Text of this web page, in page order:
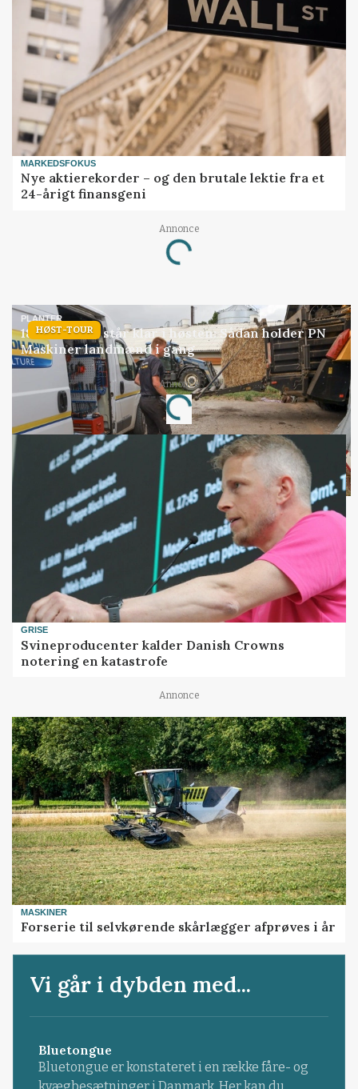
MARKEDSFOKUS
Nye aktierekorder – og den brutale lektie fra et
24-årigt finansgeni
Annonce
Loading...
HØST-TOUR
PLANTER
18 montører står klar i høsten: Sådan holder PN
Maskiner landmænd i gang
Annonce
Loading...
GRISE
Svineproducenter kalder Danish Crowns
notering en katastrofe
Annonce
MASKINER
Forserie til selvkørende skårlægger afprøves i år
Vi går i dybden med...
Bluetongue
Bluetongue er konstateret i en række fåre- og
kvægbesætninger i Danmark. Her kan du